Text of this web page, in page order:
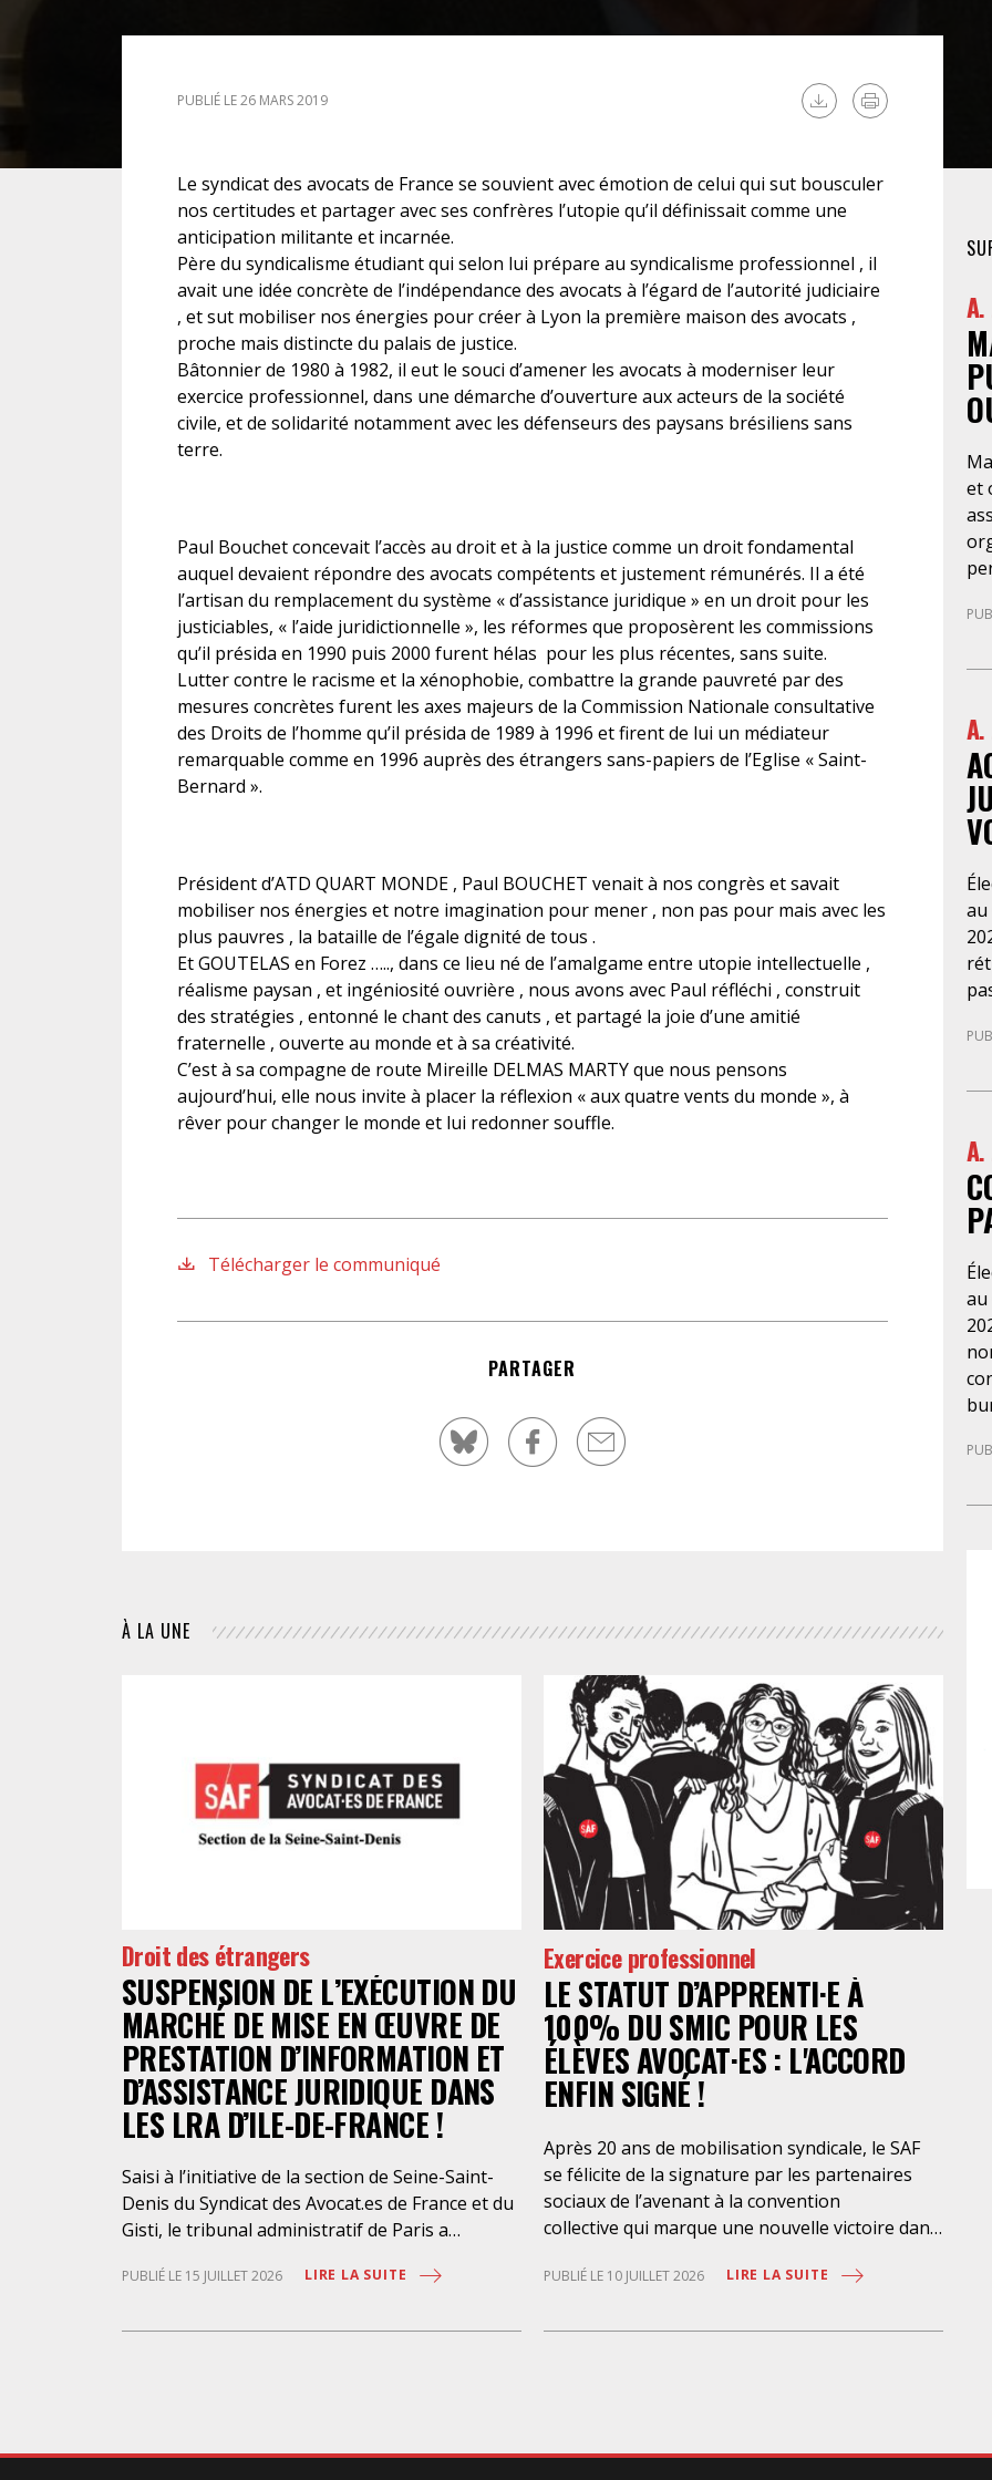
DROIT DES MINEURS
DROIT INTERNATIONAL
PUBLIÉ LE 26 MARS 2019
Le syndicat des avocats de France se souvient avec émotion de celui qui sut bousculer
nos certitudes et partager avec ses confrères l’utopie qu’il définissait comme une
anticipation militante et incarnée.
Père du syndicalisme étudiant qui selon lui prépare au syndicalisme professionnel , il
avait une idée concrète de l’indépendance des avocats à l’égard de l’autorité judiciaire
, et sut mobiliser nos énergies pour créer à Lyon la première maison des avocats ,
proche mais distincte du palais de justice.
Bâtonnier de 1980 à 1982, il eut le souci d’amener les avocats à moderniser leur
exercice professionnel, dans une démarche d’ouverture aux acteurs de la société
civile, et de solidarité notamment avec les défenseurs des paysans brésiliens sans
terre.
Paul Bouchet concevait l’accès au droit et à la justice comme un droit fondamental
auquel devaient répondre des avocats compétents et justement rémunérés. Il a été
l’artisan du remplacement du système « d’assistance juridique » en un droit pour les
justiciables, « l’aide juridictionnelle », les réformes que proposèrent les commissions
qu’il présida en 1990 puis 2000 furent hélas pour les plus récentes, sans suite.
Lutter contre le racisme et la xénophobie, combattre la grande pauvreté par des
mesures concrètes furent les axes majeurs de la Commission Nationale consultative
des Droits de l’homme qu’il présida de 1989 à 1996 et firent de lui un médiateur
remarquable comme en 1996 auprès des étrangers sans-papiers de l’Eglise « Saint-
Bernard ».
Président d’ATD QUART MONDE , Paul BOUCHET venait à nos congrès et savait
mobiliser nos énergies et notre imagination pour mener , non pas pour mais avec les
plus pauvres , la bataille de l’égale dignité de tous .
Et GOUTELAS en Forez ….., dans ce lieu né de l’amalgame entre utopie intellectuelle ,
réalisme paysan , et ingéniosité ouvrière , nous avons avec Paul réfléchi , construit
des stratégies , entonné le chant des canuts , et partagé la joie d’une amitié
fraternelle , ouverte au monde et à sa créativité.
C’est à sa compagne de route Mireille DELMAS MARTY que nous pensons
aujourd’hui, elle nous invite à placer la réflexion « aux quatre vents du monde », à
rêver pour changer le monde et lui redonner souffle.
Télécharger le communiqué
PARTAGER
À LA UNE
Droit des étrangers
SUSPENSION DE L’EXÉCUTION DU
MARCHÉ DE MISE EN ŒUVRE DE
PRESTATION D’INFORMATION ET
D’ASSISTANCE JURIDIQUE DANS
LES LRA D’ILE-DE-FRANCE !
Saisi à l’initiative de la section de Seine-Saint-
Denis du Syndicat des Avocat.es de France et du
Gisti, le tribunal administratif de Paris a
marché public visant à la « mise en œuvre de
juridique des étrangers maintenus dans les
PUBLIÉ LE 15 JUILLET 2026 LIRE LA SUITE
Exercice professionnel
LE STATUT D’APPRENTI·E À
100% DU SMIC POUR LES
ÉLÈVES AVOCAT·ES : L'ACCORD
ENFIN SIGNÉ !
Après 20 ans de mobilisation syndicale, le SAF
se félicite de la signature par les partenaires
sociaux de l’avenant à la convention
collective qui marque une nouvelle victoire dans
des élèves-avocat·es, avec une rémunération à
géographique ou d’âge. Étant donné la
PUBLIÉ LE 10 JUILLET 2026 LIRE LA SUITE
et
au
ne
au
de